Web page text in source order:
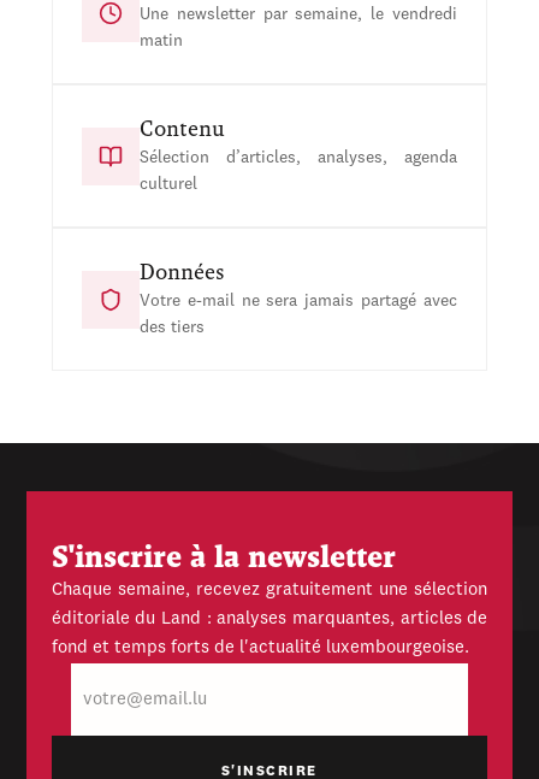
Une newsletter par semaine, le vendredi
matin
Contenu
Sélection d’articles, analyses, agenda
culturel
Données
Votre e-mail ne sera jamais partagé avec
des tiers
S'inscrire à la newsletter
Chaque semaine, recevez gratuitement une sélection
éditoriale du Land : analyses marquantes, articles de
fond et temps forts de l'actualité luxembourgeoise.
mail